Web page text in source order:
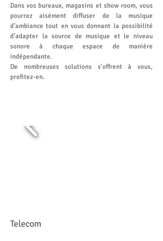
Dans vos bureaux, magasins et show room, vous
pourrez aisément diffuser de la musique
d’ambiance tout en vous donnant la possibilité
d’adapter la source de musique et le niveau
sonore à chaque espace de manière
indépendante.
De nombreuses solutions s'offrent à vous,
profitez-en.
Telecom